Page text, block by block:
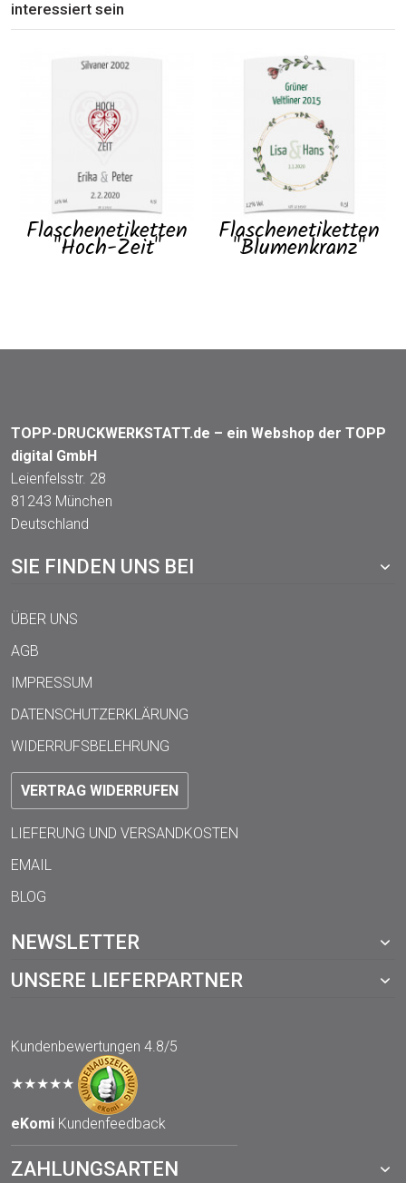
interessiert sein
Flaschenetiketten
"Hoch-Zeit" Flaschenetiketten
"Blumenkranz"
TOPP-DRUCKWERKSTATT.de – ein Webshop der TOPP
digital GmbH
Leienfelsstr. 28
81243 München
Deutschland
SIE FINDEN UNS BEI
ÜBER UNS
AGB
IMPRESSUM
DATENSCHUTZERKLÄRUNG
WIDERRUFSBELEHRUNG
VERTRAG WIDERRUFEN
LIEFERUNG UND VERSANDKOSTEN
EMAIL
BLOG
NEWSLETTER
UNSERE LIEFERPARTNER
Kundenbewertungen 4.8/5
★★★★★
eKomi Kundenfeedback
ZAHLUNGSARTEN